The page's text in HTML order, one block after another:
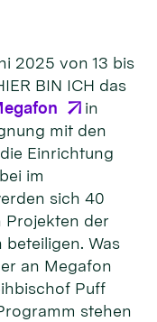
2025 von 13 bis
BIN ICH das
in
mit den
Einrichtung
im
sich 40
Projekten der
Was
an Megafon
Puff
stehen